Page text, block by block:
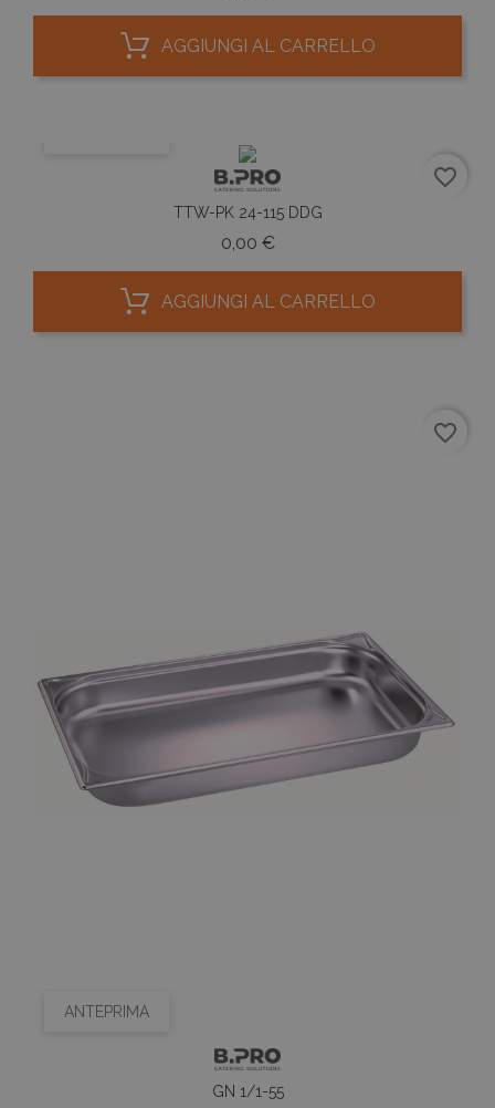
AGGIUNGI AL CARRELLO
TTW-PK 24-115 DDG
0,00 €Prezzo
AGGIUNGI AL CARRELLO
favorite_border
ANTEPRIMA
GN 1/1-55
favorite_border